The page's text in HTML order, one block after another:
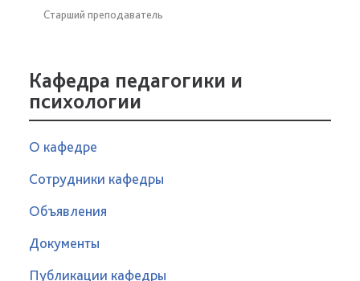
Старший преподаватель
Кафедра педагогики и
психологии
О кафедре
Сотрудники кафедры
Объявления
Документы
Публикации кафедры